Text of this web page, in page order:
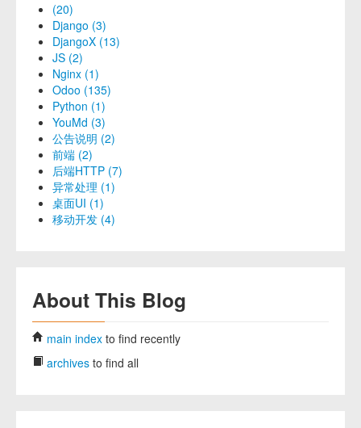
(20)
Django (3)
DjangoX (13)
JS (2)
Nginx (1)
Odoo (135)
Python (1)
YouMd (3)
公告说明 (2)
前端 (2)
后端HTTP (7)
异常处理 (1)
桌面UI (1)
移动开发 (4)
About This Blog
main index to find recently
archives to find all